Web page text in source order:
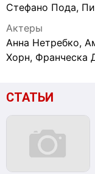
Стефано Пода,
Актеры
Анна Нетребко,
Хорн, Франческа
СТАТЬИ